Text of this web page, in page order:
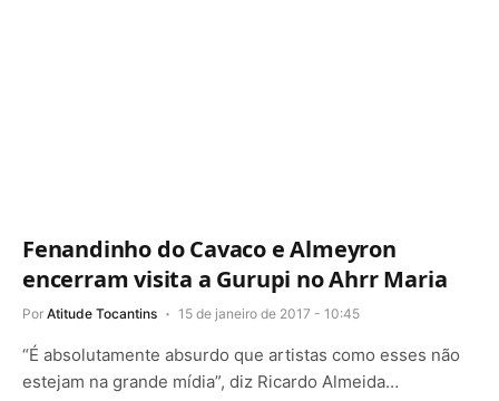
Fenandinho do Cavaco e Almeyron
encerram visita a Gurupi no Ahrr Maria
Por Atitude Tocantins 15 de janeiro de 2017 - 10:45
“É absolutamente absurdo que artistas como esses não
estejam na grande mídia”, diz Ricardo Almeida…